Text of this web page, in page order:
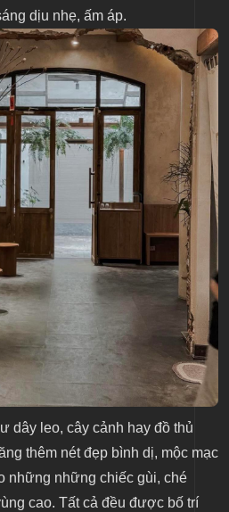
dịu nhẹ, ấm áp.
dây leo, cây cảnh hay đồ thủ
thêm nét đẹp bình dị, mộc mạc
những những chiếc gùi, ché
cao. Tất cả đều được bố trí